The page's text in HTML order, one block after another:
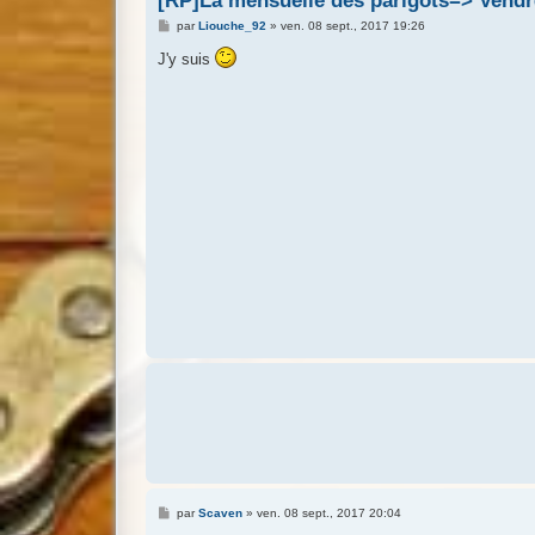
M
s
parLiouche_92 » ven. 08 sept., 2017 19:26
J'y suis
MparScaven» ven. 08 sept., 2017 20:04